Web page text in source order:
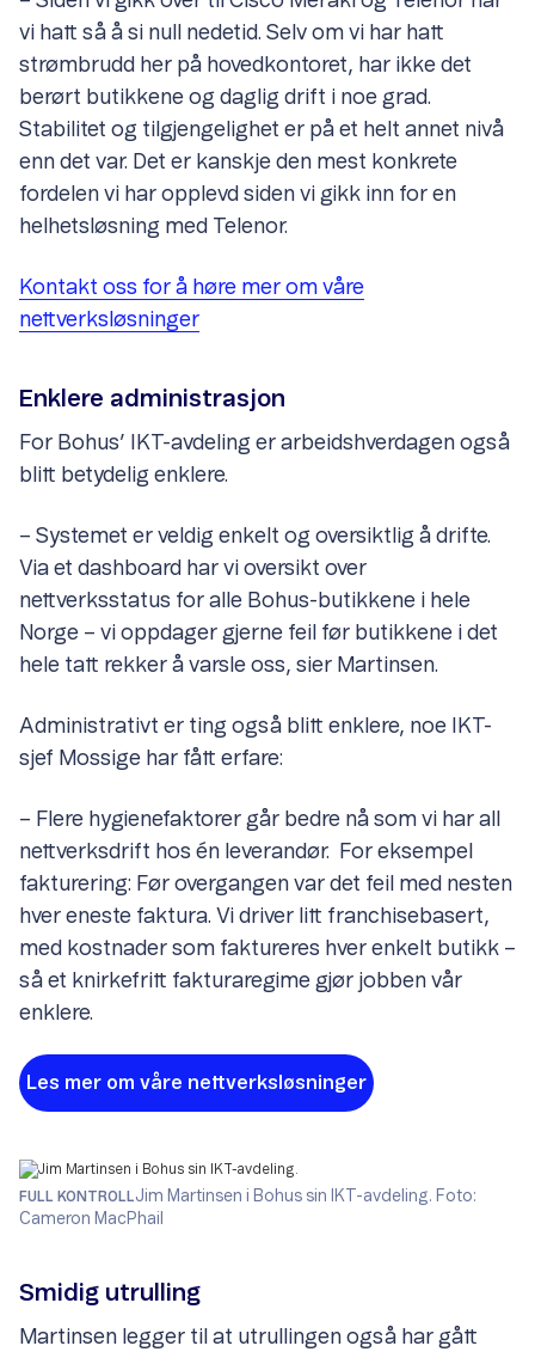
vi hatt så å si null nedetid. Selv om vi har hatt
strømbrudd her på hovedkontoret, har ikke det
berørt butikkene og daglig drift i noe grad.
Stabilitet og tilgjengelighet er på et helt annet nivå
enn det var. Det er kanskje den mest konkrete
fordelen vi har opplevd siden vi gikk inn for en
helhetsløsning med Telenor.
Kontakt oss for å høre mer om våre
nettverksløsninger
Enklere administrasjon
For Bohus’ IKT-avdeling er arbeidshverdagen også
blitt betydelig enklere.
– Systemet er veldig enkelt og oversiktlig å drifte.
Via et dashboard har vi oversikt over
nettverksstatus for alle Bohus-butikkene i hele
Norge – vi oppdager gjerne feil før butikkene i det
hele tatt rekker å varsle oss, sier Martinsen.
Administrativt er ting også blitt enklere, noe IKT-
sjef Mossige har fått erfare:
– Flere hygienefaktorer går bedre nå som vi har all
nettverksdrift hos én leverandør. For eksempel
fakturering: Før overgangen var det feil med nesten
hver eneste faktura. Vi driver litt franchisebasert,
med kostnader som faktureres hver enkelt butikk –
så et knirkefritt fakturaregime gjør jobben vår
enklere.
Les mer om våre nettverksløsninger
FULL KONTROLLJim Martinsen i Bohus sin IKT-avdeling. Foto:
Cameron MacPhail
Smidig utrulling
Martinsen legger til at utrullingen også har gått